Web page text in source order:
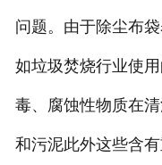
问题。由于除尘布
如垃圾焚烧行业使
毒、腐蚀性物质在
和污泥此外这些含